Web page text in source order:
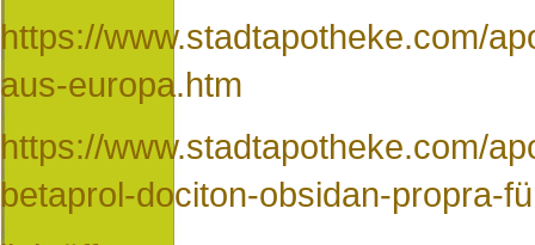
https://www.stadtapotheke.com/
aus-europa.htm
https://www.stadtapotheke.com/
betaprol-dociton-obsidan-propra-